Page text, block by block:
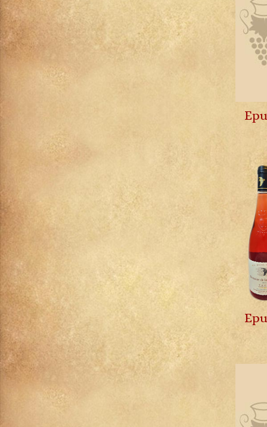
Petit Chablis
Pommard
Pouilly-Fuissé
Pouilly-Loché
Vosne-Romanée
Châteauneuf-du-pape
Chevalier-Montrachet
Chianti Classico
Chignin-Bergeron
Côtes du Rhône
Côtes-de-Provence
Dolcetto d'Alba
Dom Pérignon
Génépi
Gevrey-Chambertin
Gewurztraminer
Gigondas